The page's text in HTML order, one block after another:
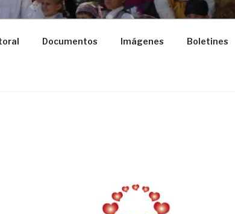
Documentos Imágenes Boletines